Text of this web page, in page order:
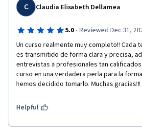
C Claudia Elisabeth Dellamea
5.0 · Reviewed Dec 31,
Un curso realmente muy completo!! Cada
es transmitido de forma clara y precisa,
entrevistas a profesionales tan
curso en una verdadera perla para la
hemos decidido tomarlo. Muchas gracias!!!
Helpful